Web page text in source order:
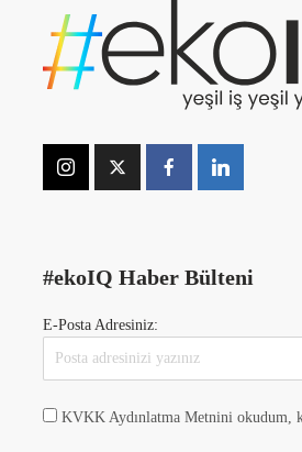
#ekoIQ Haber Bülteni
E-Posta Adresiniz:
KVKK Aydınlatma Metnini okudum,